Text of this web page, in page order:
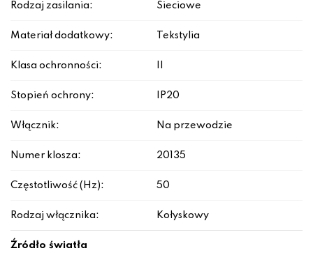
Rodzaj zasilania: Sieciowe
Materiał dodatkowy: Tekstylia
Klasa ochronności:
Stopień ochrony: IP20
Włącznik: Na przewodzie
Numer klosza: 20135
Częstotliwość (Hz): 50
Rodzaj włącznika: Kołyskowy
Źródło światła